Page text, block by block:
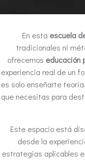
En esta escuela
tradicionales ni
ofrecemos educación
experiencia real de un
es solo enseñarte
que necesitas para
Este espacio está
desde la
estrategias aplicables